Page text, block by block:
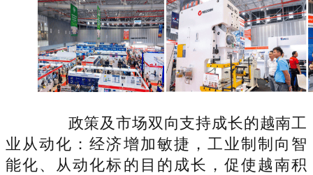
政策及市场双向支持成长的越南工
业从动化：经济增加敏捷，工业制制向智
能化、从动化标的目的成长，促使越南积